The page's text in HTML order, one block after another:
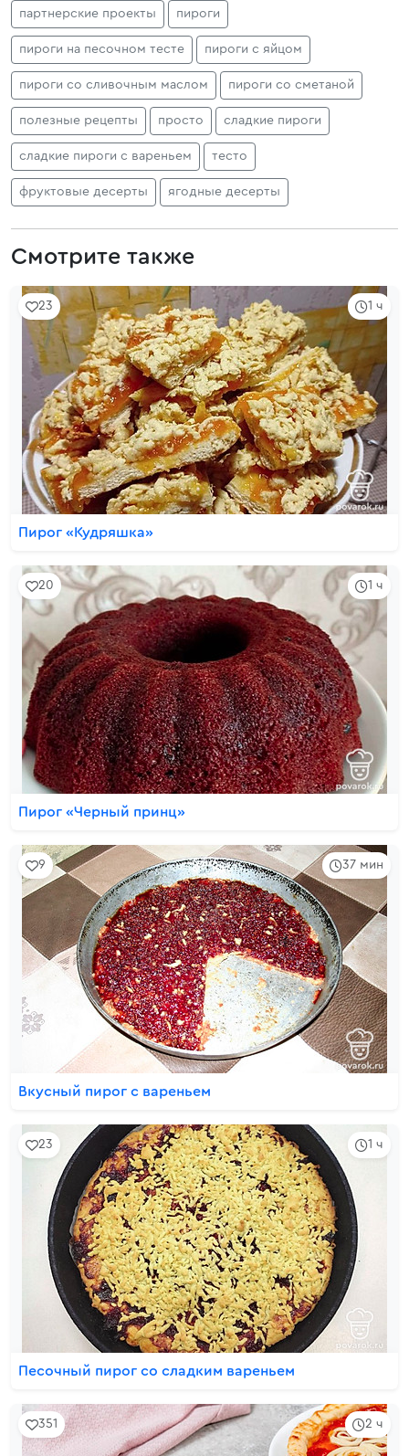
партнерские проекты пироги
пироги на песочном тесте пироги с яйцом
пироги со сливочным маслом пироги со сметаной
полезные рецепты просто сладкие пироги
сладкие пироги с вареньем тесто
фруктовые десерты ягодные десерты
Смотрите также
1 ч
23
Пирог «Кудряшка»
1 ч
20
Пирог «Черный принц»
37 мин
9
Вкусный пирог с вареньем
1 ч
23
Песочный пирог со сладким вареньем
2 ч
351